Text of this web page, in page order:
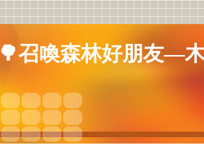
🌳召喚森林好朋友—